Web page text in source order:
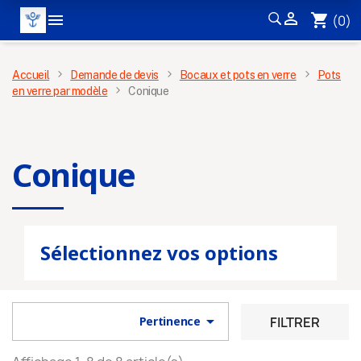
  shopping_cart (0)
MENU
Accueil Demande de devis Bocaux et pots en verre
Pots
en verre par modèle
Conique
Conique
Sélectionnez vos options
Pertinence  FILTRER